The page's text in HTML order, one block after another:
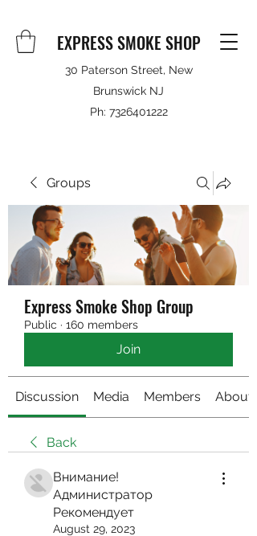
EXPRESS SMOKE SHOP
30 Paterson Street, New
Brunswick NJ
Ph: 7326401222
Groups
Express Smoke Shop Group
Public · 160 members
Join
Discussion Media Members About
Back
Внимание!
Администратор
Рекомендует
August 29, 2023